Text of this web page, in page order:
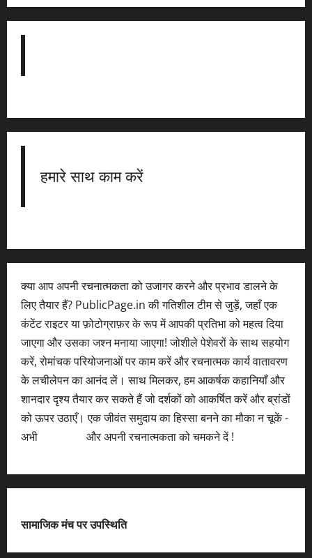
हमारे साथ काम करें
क्या आप अपनी रचनात्मकता को उजागर करने और प्रभाव डालने के
लिए तैयार हैं? PublicPage.in की गतिशील टीम से जुड़ें, जहाँ एक
कंटेंट राइटर या फ़ोटोग्राफ़र के रूप में आपकी प्रतिभा को महत्व दिया
जाएगा और उसका जश्न मनाया जाएगा! जोशीले पेशेवरों के साथ सहयोग
करें, रोमांचक परियोजनाओं पर काम करें और रचनात्मक कार्य वातावरण
के लचीलेपन का आनंद लें। साथ मिलकर, हम आकर्षक कहानियाँ और
शानदार दृश्य तैयार कर सकते हैं जो दर्शकों को आकर्षित करें और ब्रांडों
को ऊपर उठाएँ। एक जीवंत समुदाय का हिस्सा बनने का मौका न चूकें -
अभी
और अपनी रचनात्मकता को चमकने दें !
सामाजिक मंच पर उपस्थिति